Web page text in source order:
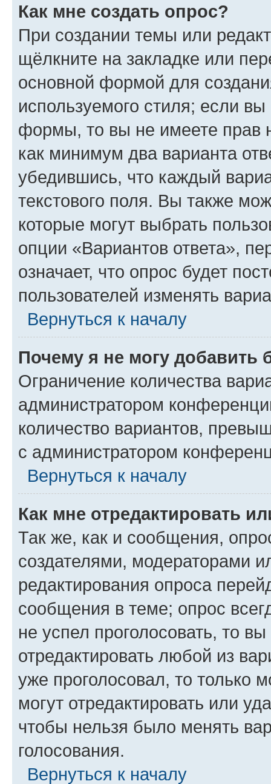
Как мне создать опрос?
При создании темы или
щёлкните на закладке или
основной формой для
используемого стиля; если
формы, то вы не имеете прав
как минимум два варианта
убедившись, что каждый
текстового поля. Вы также
которые могут выбрать
опции «Вариантов ответа»,
означает, что опрос будет
пользователей изменять
Вернуться к началу
Почему я не могу добавить
Ограничение количества
администратором
количество вариантов,
с администратором
Вернуться к началу
Как мне отредактировать
Так же, как и сообщения,
создателями, модераторами
редактирования опроса
сообщения в теме; опрос
не успел проголосовать, то
отредактировать любой из
уже проголосовал, то только
могут отредактировать или
чтобы нельзя было менять
голосования.
Вернуться к началу